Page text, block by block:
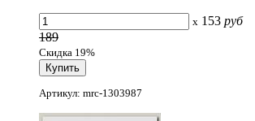
x 153 руб
189
Скидка 19%
Артикул: mrc-1303987